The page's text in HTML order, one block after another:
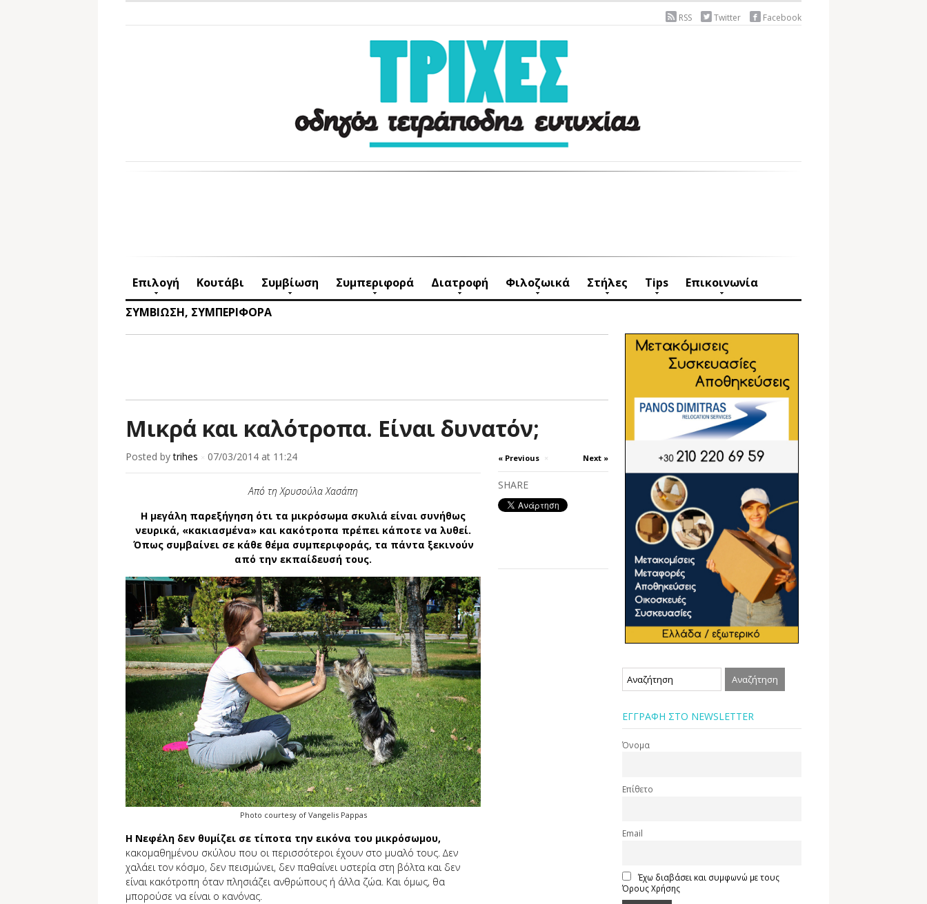
RSS Twitter Facebook
Επιλογή Κουτάβι Συμβίωση Συμπεριφορά Διατροφή Φιλοζωικά Στήλες Tips
Επικοινωνία
ΣΥΜΒΙΩΣΗ, ΣΥΜΠΕΡΙΦΟΡΑ
Μικρά και καλότροπα. Είναι δυνατόν;
Posted bytrihes 07/03/2014 at 11:24
Από τη Χρυσούλα Χασάπη
Η μεγάλη παρεξήγηση ότι τα μικρόσωμα σκυλιά είναι συνήθως
νευρικά, «κακιασµένα» και κακότροπα πρέπει κάποτε να λυθεί.
Όπως συµβαίνει σε κάθε θέμα συµπεριφοράς, τα πάντα ξεκινούν
από την εκπαίδευσή τους.
Photo courtesy of Vangelis Pappas
Η Νεφέλη δεν θυµίζει σε τίποτα την εικόνα του µικρόσωµου,
κακομαθημένου σκύλου που οι περισσότεροι έχουν στο μυαλό τους. ∆εν
χαλάει τον κόσμο, δεν πεισμώνει, δεν παθαίνει υστερία στη βόλτα και δεν
είναι κακότροπη όταν πλησιάζει ανθρώπους ή άλλα ζώα. Και όµως, θα
μπορούσε να είναι ο κανόνας.
« Previous × Next »
SHARE
ΕΓΓΡΑΦΗ ΣΤΟ NEWSLETTER
Όνομα
Επίθετο
Email
Έχω διαβάσει και συμφωνώ με τους
Όρους Χρήσης